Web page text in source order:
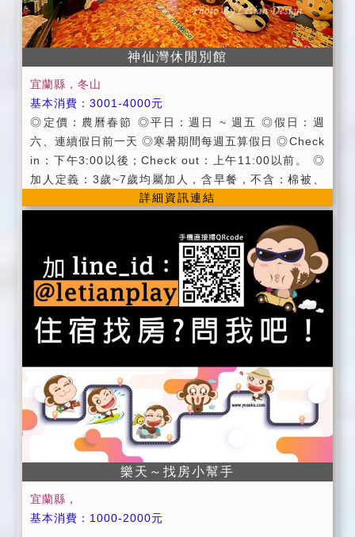
房不對外開放(包棟可預約使用)。 (5) 為確保住宿生活
隱私，不開放參觀。 (6) 為享受夜晚寧靜，在晚上22:0
0後，請降低音量。 (7) 歡迎攜帶寵物入住。 (8) 請依訂
請見諒。 (9) 歡迎婚禮迎娶。並提供婚禮場地布置服務
(需額外費用)。 (10) 本民宿門禁時間為夜間22:00，敬
請配合。 (11) 您可以把玉田墅當作自己的別墅，盡情放
鬆自在，但亦請您珍惜愛護別墅的所有設施。 (12) 本民
宿目前有飼養寵物 (兩隻小型犬，一隻是柯基犬，一隻是
西高地白梗犬)， 個性溫純溫，喜歡親近人，但是如果客
人對狗隻抗拒或有任何敏感症狀，請慎重考慮是否適合
入住，或請客人預先告知我方，我們會盡可能配合客人
的要求，例如: 暫時安置狗狗在別的地方亦可，但請最少
入住前兩天告知，以便我方安排，謝謝配合。
神仙灣休閒別館
宜蘭縣，冬山
基本消費：3001-4000元
◎定價：農曆春節 ◎平日：週日 ~ 週五 ◎假日：週
六、連續假日前一天 ◎寒暑期間每週五算假日 ◎Check
in：下午3:00以後；Check out：上午11:00以前。 ◎
加人定義：3歲~7歲均屬加人，含早餐，不含：棉被、
枕頭、床墊。 ◎加床定義：7歲以上均屬加床，含：早
提供中西式美味早餐服務。 ◎設施提供：客廳 / 40吋液
晶電視 / 有線頻道 / 分離式變頻冷氣 / 寬頻上網 (需自備
電腦) / 兒童電腦 / ◎公用電腦 / 遊樂室wii (遊戲室開放
使用時間至夜間11:00) ◎自行車暢遊鄉間小路 / 戶外涼
亭 /戶外咖啡椅 / 便利停車場地 / 小型兒童SPA泳池。
◎提供中西式美味早餐服務。 ◎提供宜蘭旅遊資訊服
詳細資訊連結
樂天～找房小幫手
宜蘭縣，
基本消費：1000-2000元